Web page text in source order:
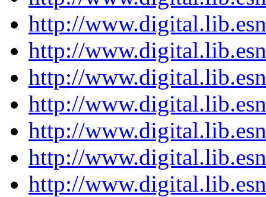
http://
http://
http://
http://
http://
http://
http://